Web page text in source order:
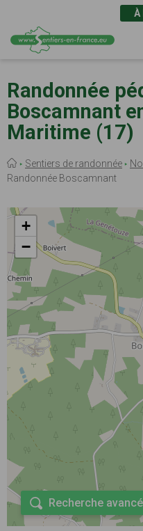
au
contenu
principal
À
Randonnée
Boscamnant
Maritime (17)
Fil
d'Ariane
Sentiers de randonnée
Randonnée Boscamnant
+
−
Recherche